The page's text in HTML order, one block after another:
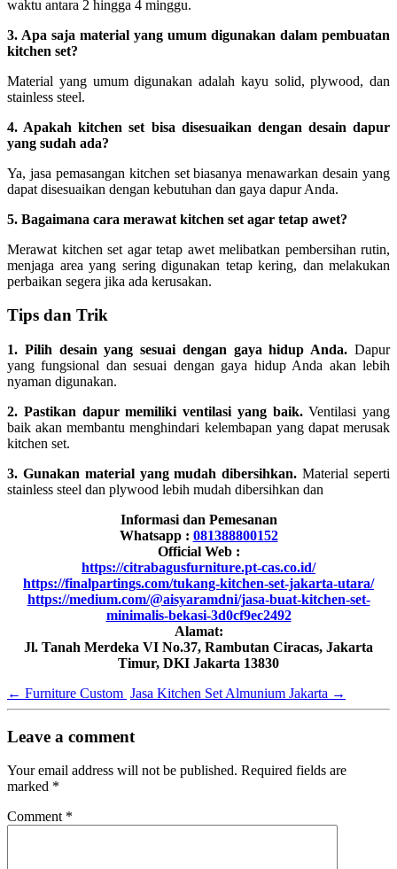
waktu antara 2 hingga 4 minggu.
3. Apa saja material yang umum digunakan dalam pembuatan
kitchen set?
Material yang umum digunakan adalah kayu solid, plywood, dan
stainless steel.
4. Apakah kitchen set bisa disesuaikan dengan desain dapur
yang sudah ada?
Ya, jasa pemasangan kitchen set biasanya menawarkan desain yang
dapat disesuaikan dengan kebutuhan dan gaya dapur Anda.
5. Bagaimana cara merawat kitchen set agar tetap awet?
Merawat kitchen set agar tetap awet melibatkan pembersihan rutin,
menjaga area yang sering digunakan tetap kering, dan melakukan
perbaikan segera jika ada kerusakan.
Tips dan Trik
1. Pilih desain yang sesuai dengan gaya hidup Anda. Dapur
yang fungsional dan sesuai dengan gaya hidup Anda akan lebih
nyaman digunakan.
2. Pastikan dapur memiliki ventilasi yang baik.Ventilasi yang
baik akan membantu menghindari kelembapan yang dapat merusak
kitchen set.
3. Gunakan material yang mudah dibersihkan. Material seperti
stainless steel dan plywood lebih mudah dibersihkan dan
Informasi dan Pemesanan
Whatsapp : 081388800152
Official Web :
https://citrabagusfurniture.pt-cas.co.id/
https://finalpartings.com/tukang-kitchen-set-jakarta-utara/
https://medium.com/@aisyaramdni/jasa-buat-kitchen-set-
minimalis-bekasi-3d0cf9ec2492
Alamat:
Jl. Tanah Merdeka VI No.37, Rambutan Ciracas, Jakarta
Timur, DKI Jakarta 13830
← Furniture Custom Jasa Kitchen Set Almunium Jakarta →
Leave a comment
Your email address will not be published. Required fields are
marked *
Comment *